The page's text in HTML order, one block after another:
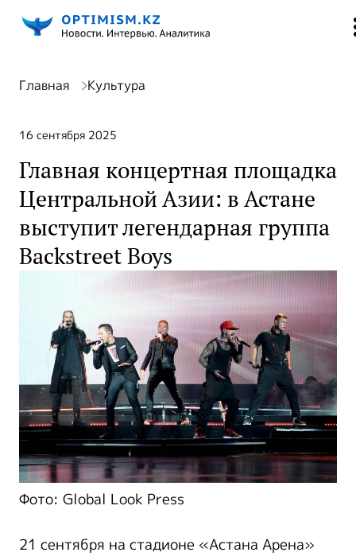
Главная Культура
16 сентября 2025
Главная концертная площадка
Центральной Азии: в Астане
выступит легендарная группа
Backstreet Boys
Фото: Global Look Press
21 сентября на стадионе «Астана Арена»